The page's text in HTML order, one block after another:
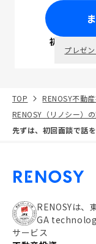
初回面談で
プレゼ
TOP RENOSY不動
RENOSY（リノシー）
先ずは、初回面談で話
RENOSYは、
GA
サービス